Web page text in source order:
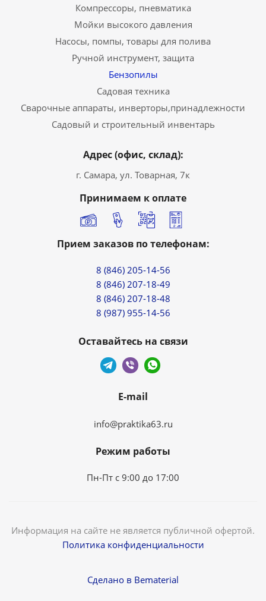
Компрессоры, пневматика
Мойки высокого давления
Насосы, помпы, товары для полива
Ручной инструмент, защита
Бензопилы
Садовая техника
Сварочные аппараты, инверторы,принадлежности
Садовый и строительный инвентарь
Адрес (офис, склад):
г. Самара, ул. Товарная, 7к
Принимаем к оплате
Прием заказов по телефонам:
8 (846) 205-14-56
8 (846) 207-18-49
8 (846) 207-18-48
8 (987) 955-14-56
Оставайтесь на связи
E-mail
info@praktika63.ru
Режим работы
Пн-Пт с 9:00 до 17:00
Информация на сайте не является публичной офертой.
Политика конфиденциальности
Сделано в Bematerial